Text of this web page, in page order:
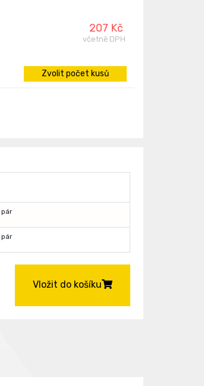
207 Kč
včetně DPH
Zvolit počet kusů
pár
pár
Vložit do košíku